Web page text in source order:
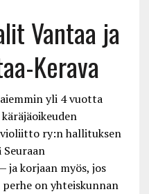
Vantaa ja
Kerava
yli 4 vuotta
ry:n hallituksen
ja korjaan myös, jos
on yhteiskunnan